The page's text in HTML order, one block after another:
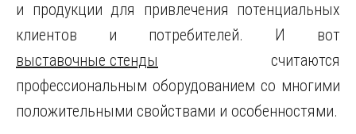
и продукции для привлечения потенциальных
клиентов и потребителей. И вот
выставочные стенды считаются
профессиональным оборудованием со многими
положительными свойствами и особенностями.